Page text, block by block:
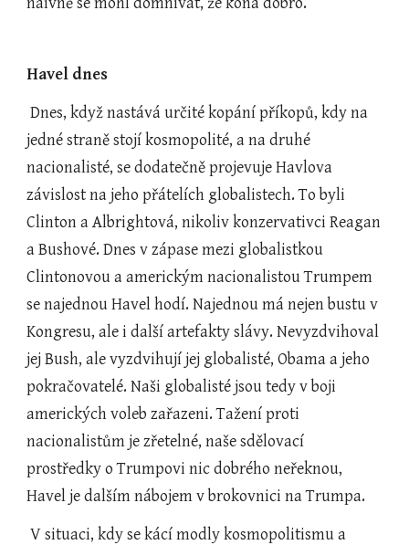
Havel dnes
Dnes, když nastává určité kopání příkopů, kdy na
jedné straně stojí kosmopolité, a na druhé
nacionalisté, se dodatečně projevuje Havlova
závislost na jeho přátelích globalistech. To byli
Clinton a Albrightová, nikoliv konzervativci Reagan
a Bushové. Dnes v zápase mezi globalistkou
Clintonovou a americkým nacionalistou Trumpem
se najednou Havel hodí. Najednou má nejen bustu v
Kongresu, ale i další artefakty slávy. Nevyzdvihoval
jej Bush, ale vyzdvihují jej globalisté, Obama a jeho
pokračovatelé. Naši globalisté jsou tedy v boji
amerických voleb zařazeni. Tažení proti
nacionalistům je zřetelné, naše sdělovací
prostředky o Trumpovi nic dobrého neřeknou,
Havel je dalším nábojem v brokovnici na Trumpa.
V situaci, kdy se kácí modly kosmopolitismu a